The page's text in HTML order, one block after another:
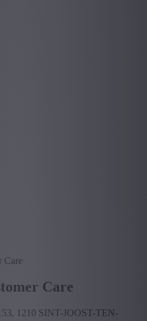
Care
Care
1210 SINT-JOOST-TEN-